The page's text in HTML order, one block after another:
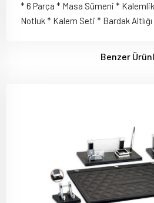
* 6 Parça * Masa Sümeni *
Notluk * Kalem Seti * Bardak
Benzer